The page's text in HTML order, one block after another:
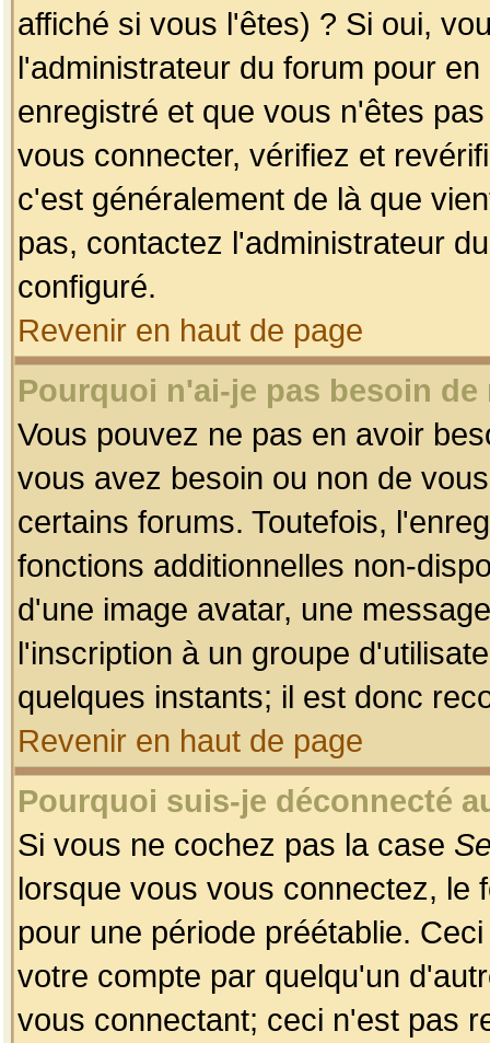
affiché si vous l'êtes) ? Si oui,
l'administrateur du forum pour
enregistré et que vous n'êtes
vous connecter, vérifiez et
c'est généralement de là que
pas, contactez l'administrateur
configuré.
Revenir en haut de page
Pourquoi n'ai-je pas besoin
Vous pouvez ne pas en avoir
vous avez besoin ou non de
certains forums. Toutefois,
fonctions additionnelles non-
d'une image avatar, une
l'inscription à un groupe
quelques instants; il est donc
Revenir en haut de page
Pourquoi suis-je déconnecté
Si vous ne cochez pas la case
lorsque vous vous connectez, le
pour une période préétablie.
votre compte par quelqu'un
vous connectant; ceci n'est pas